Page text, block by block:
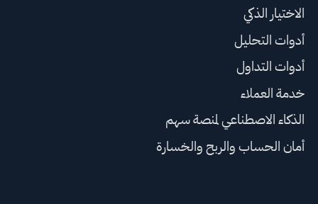
الاختيار الذكي
أدوات التحليل
أدوات التداول
خدمة العملاء
الذكاء الاصطناعي لمنصة سهم
أمان الحساب والربح والخسارة